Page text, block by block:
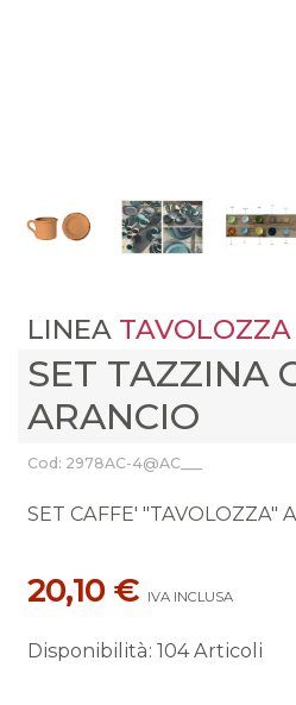
LINEA TAVOLOZZA
SET TAZZINA
ARANCIO
Cod: 2978AC-4@AC___
SET CAFFE' "TAVOLOZZA"
20,10 € IVA INCLUSA
Disponibilità: 104 Articoli